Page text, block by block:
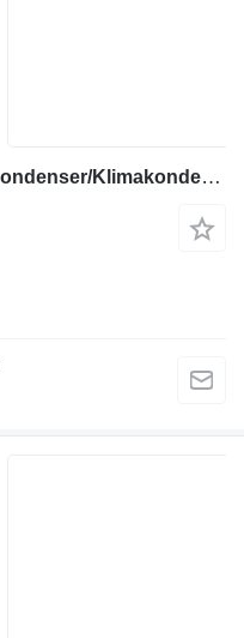
Komatsu WA 320 - 5H - Airco condenser/Klimakondensator šasija